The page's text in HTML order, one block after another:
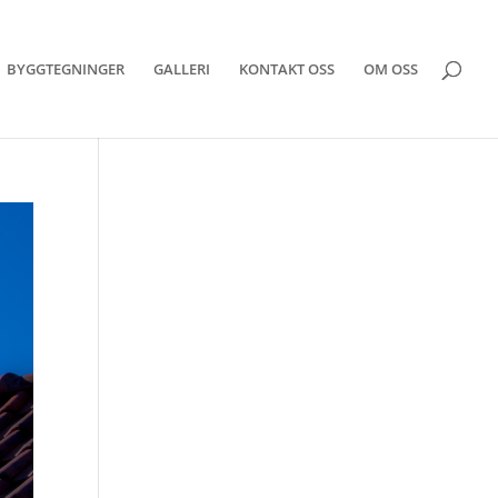
BYGGTEGNINGER GALLERI KONTAKT OSS OM OSS